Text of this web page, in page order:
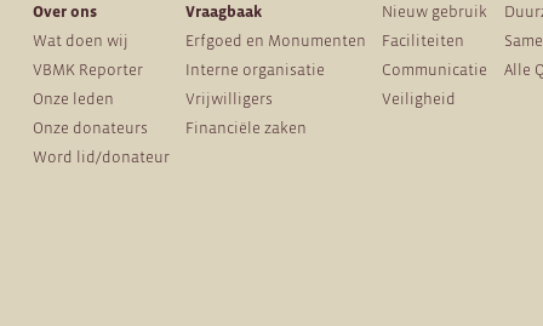
Over ons
Wat doen wij
VBMK Reporter
Onze leden
Onze donateurs
Word lid/donateur
Vraagbaak
Erfgoed en Monumenten
Interne organisatie
Vrijwilligers
Financiële zaken
Nieuw gebruik
Faciliteiten
Communicatie
Veiligheid
Alle